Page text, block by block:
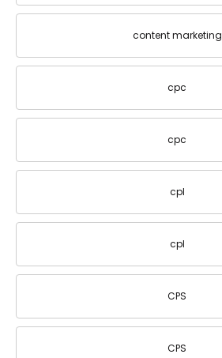
content marketing
cpc
cpc
cpl
cpl
CPS
CPS